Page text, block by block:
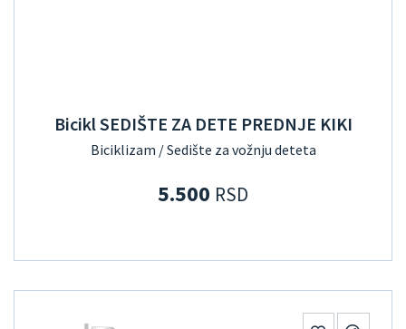
Bicikl SEDIŠTE ZA DETE PREDNJE KIKI
Biciklizam / Sedište za vožnju deteta
5.500 RSD